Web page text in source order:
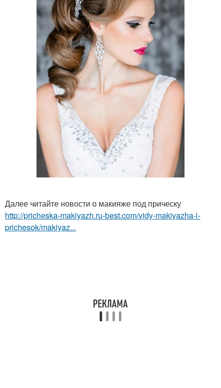
Далее читайте новости о макияже под прическу
http://pricheska-makiyazh.ru-best.com/vidy-makiyazha-i-
prichesok/makiyaz...